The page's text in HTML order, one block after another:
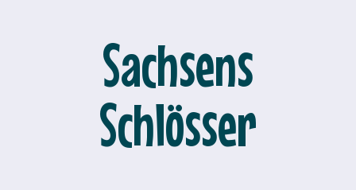
Sachsens
Schlösser